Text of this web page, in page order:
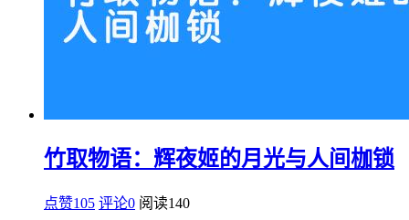
竹取物语：辉夜姬的月光与人间枷锁
点赞105 评论0 阅读140